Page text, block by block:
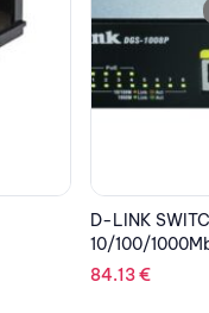
EPSON
185.36 €